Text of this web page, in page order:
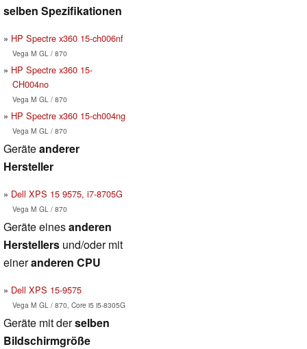
selben Spezifikationen
HP Spectre x360 15-ch006nf
Vega M GL / 870
HP Spectre x360 15-
CH004no
Vega M GL / 870
HP Spectre x360 15-ch004ng
Vega M GL / 870
Geräteanderer
Hersteller
Dell XPS 15 9575, i7-8705G
Vega M GL / 870
Geräte einesanderen
Herstellers und/oder mit
eineranderen CPU
Dell XPS 15-9575
Vega M GL / 870, Core i5 i5-8305G
Geräte mit derselben
Bildschirmgröße